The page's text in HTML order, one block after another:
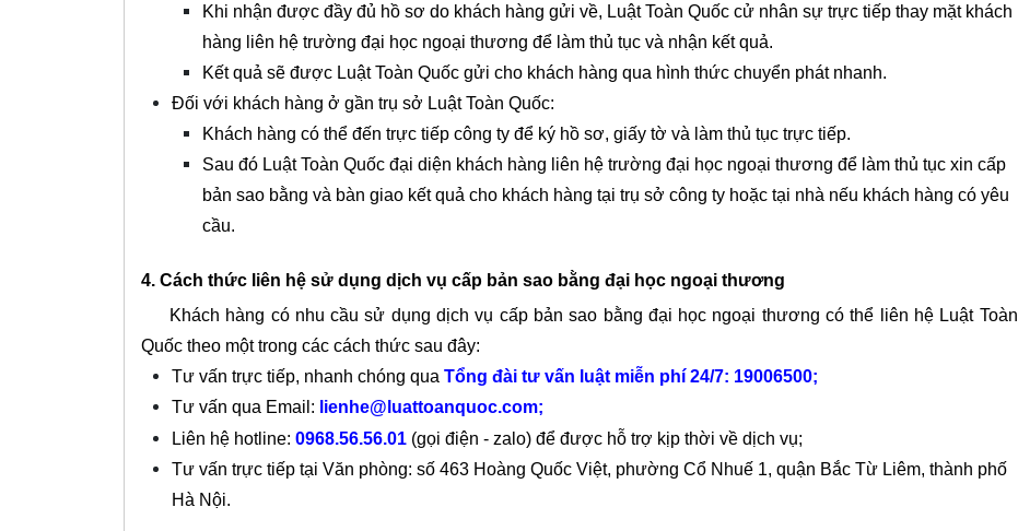
Khi nhận được đầy đủ hồ sơ do khách hàng gửi về, Luật Toàn Quốc cử nhân sự trực tiếp thay mặt khách
hàng liên hệ trường đại học ngoại thương để làm thủ tục và nhận kết quả.
Kết quả sẽ được Luật Toàn Quốc gửi cho khách hàng qua hình thức chuyển phát nhanh.
Đối với khách hàng ở gần trụ sở Luật Toàn Quốc:
Khách hàng có thể đến trực tiếp công ty để ký hồ sơ, giấy tờ và làm thủ tục trực tiếp.
Sau đó Luật Toàn Quốc đại diện khách hàng liên hệ trường đại học ngoại thương để làm thủ tục xin cấp
bản sao bằng và bàn giao kết quả cho khách hàng tại trụ sở công ty hoặc tại nhà nếu khách hàng có yêu
cầu.
4. Cách thức liên hệ sử dụng dịch vụ cấp bản sao bằng đại học ngoại thương
Khách hàng có nhu cầu sử dụng dịch vụ cấp bản sao bằng đại học ngoại thương có thể liên hệ Luật Toàn
Quốc theo một trong các cách thức sau đây:
Tư vấn trực tiếp, nhanh chóng qua Tổng đài tư vấn luật miễn phí 24/7: 19006500;
Tư vấn qua Email: lienhe@luattoanquoc.com;
Liên hệ hotline: 0968.56.56.01(gọi điện - zalo) để được hỗ trợ kịp thời về dịch vụ;
Tư vấn trực tiếp tại Văn phòng: số 463 Hoàng Quốc Việt, phường Cổ Nhuế 1, quận Bắc Từ Liêm, thành phố
Hà Nội.